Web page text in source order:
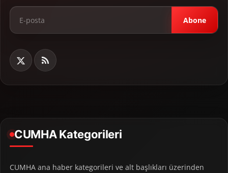
Abone
CUMHA Kategorileri
CUMHA ana haber kategorileri ve alt başlıkları üzerinden